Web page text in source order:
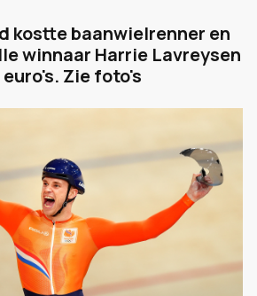
kostte baanwielrenner en
winnaar Harrie Lavreysen
Zie foto's